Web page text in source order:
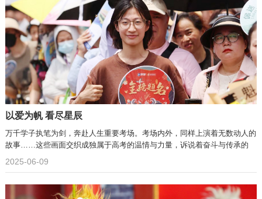
以爱为帆 看尽星辰
万千学子执笔为剑，奔赴人生重要考场。考场内外，同样上演着无数动人的
故事……这些画面交织成独属于高考的温情与力量，诉说着奋斗与传承的
2025-06-09